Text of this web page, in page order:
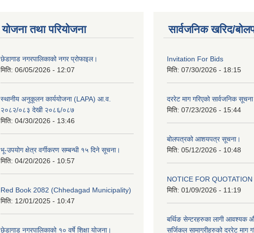
योजना तथा परियोजना
छेडागाड नगरपालिकाको नगर प्रोफाइल।
मिति: 06/05/2026 - 12:07
स्थानीय अनुकूलन कार्ययोजना (LAPA) आ.व.
२०८२/०८३ देखी २०८६/०८७
मिति: 04/30/2026 - 13:46
भू-उपयोग क्षेत्र वर्गीकरण सम्बन्धी १५ दिने सूचना।
मिति: 04/20/2026 - 10:57
Red Book 2082 (Chhedagad Municipality)
मिति: 12/01/2025 - 10:47
छेडागाड नगरपालिकाको १० वर्षे शिक्षा योजना।
सार्वजनिक खरिद/
Invitation For Bids
मिति: 07/30/2026 - 18:15
दररेट माग गरिएको सार्वजनिक
मिति: 07/23/2026 - 15:44
बोलपत्रको आशयपत्र सूचना।
मिति: 05/12/2026 - 10:48
NOTICE FOR QUOTATION
मिति: 01/09/2026 - 11:19
बर्थिङ सेन्टरहरुका लागी आवश्यक
सर्जिकल सामाग्रीहरुको दररेट माग